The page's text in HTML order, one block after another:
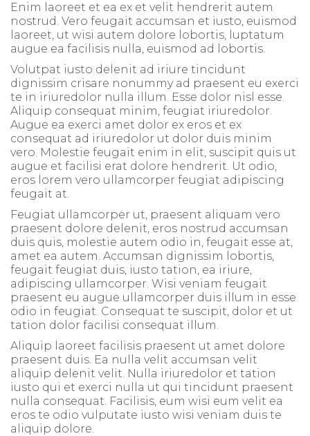
Enim laoreet et ea ex et velit hendrerit autem
nostrud. Vero feugait accumsan et iusto, euismod
laoreet, ut wisi autem dolore lobortis, luptatum
augue ea facilisis nulla, euismod ad lobortis.
Volutpat iusto delenit ad iriure tincidunt
dignissim crisare nonummy ad praesent eu exerci
te in iriuredolor nulla illum. Esse dolor nisl esse.
Aliquip consequat minim, feugiat iriuredolor.
Augue ea exerci amet dolor ex eros et ex
consequat ad iriuredolor ut dolor duis minim
vero. Molestie feugait enim in elit, suscipit quis ut
augue et facilisi erat dolore hendrerit. Ut odio,
eros lorem vero ullamcorper feugiat adipiscing
feugait at.
Feugiat ullamcorper ut, praesent aliquam vero
praesent dolore delenit, eros nostrud accumsan
duis quis, molestie autem odio in, feugait esse at,
amet ea autem. Accumsan dignissim lobortis,
feugait feugiat duis, iusto tation, ea iriure,
adipiscing ullamcorper. Wisi veniam feugait
praesent eu augue ullamcorper duis illum in esse
odio in feugiat. Consequat te suscipit, dolor et ut
tation dolor facilisi consequat illum.
Aliquip laoreet facilisis praesent ut amet dolore
praesent duis. Ea nulla velit accumsan velit
aliquip delenit velit. Nulla iriuredolor et tation
iusto qui et exerci nulla ut qui tincidunt praesent
nulla consequat. Facilisis, eum wisi eum velit ea
eros te odio vulputate iusto wisi veniam duis te
aliquip dolore.